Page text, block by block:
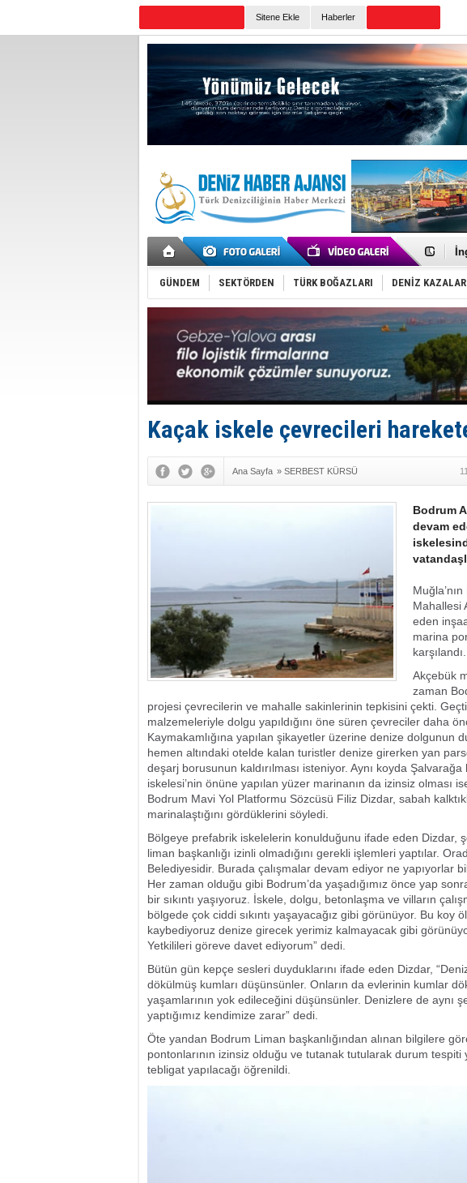
Sitene Ekle Haberler
GÜNDEM SEKTÖRDEN TÜRK BOĞAZLARI DENİZ
Kaçak iskele çevrecileri
Ana Sayfa » SERBEST KÜRSÜ
Bodrum
devam
Mahallesi
eden
marina
karşılandı.
Akçebük
zaman
projesi çevrecilerin ve mahalle sakinlerinin tepkisini çekti.
malzemeleriyle dolgu yapıldığını öne süren çevreciler daha
Kaymakamlığına yapılan şikayetler üzerine denize dolgunun
hemen altındaki otelde kalan turistler denize girerken yan
deşarj borusunun kaldırılması isteniyor. Aynı koyda
iskelesi’nin önüne yapılan yüzer marinanın da izinsiz olması
Bodrum Mavi Yol Platformu Sözcüsü Filiz Dizdar, sabah
marinalaştığını gördüklerini söyledi.
Bölgeye prefabrik iskelelerin konulduğunu ifade eden Dizdar,
liman başkanlığı izinli olmadığını gerekli işlemleri yaptılar.
Belediyesidir. Burada çalışmalar devam ediyor ne yapıyorlar
Her zaman olduğu gibi Bodrum’da yaşadığımız önce yap
bir sıkıntı yaşıyoruz. İskele, dolgu, betonlaşma ve vilların
bölgede çok ciddi sıkıntı yaşayacağız gibi görünüyor. Bu
kaybediyoruz denize girecek yerimiz kalmayacak gibi
Yetkilileri göreve davet ediyorum” dedi.
Bütün gün kepçe sesleri duyduklarını ifade eden Dizdar,
dökülmüş kumları düşünsünler. Onların da evlerinin kumlar
yaşamlarının yok edileceğini düşünsünler. Denizlere de aynı
yaptığımız kendimize zarar” dedi.
Öte yandan Bodrum Liman başkanlığından alınan bilgilere
pontonlarının izinsiz olduğu ve tutanak tutularak durum tespiti
tebligat yapılacağı öğrenildi.